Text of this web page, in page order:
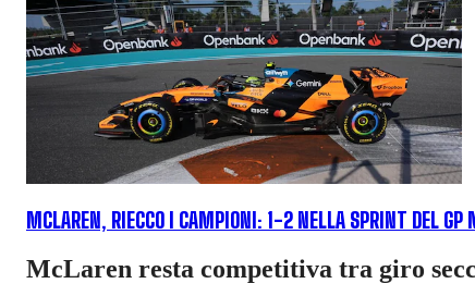
MCLAREN, RIECCO I CAMPIONI: 1-2 NELLA SPRINT DEL GP
McLaren resta competitiva tra giro